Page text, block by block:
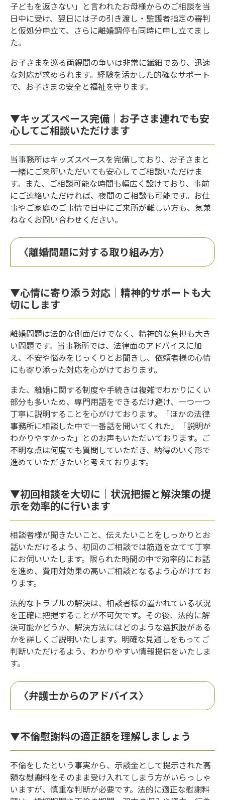
子どもを返さない」と言われたお母様からのご相談を当
日中に受け、翌日には子の引き渡し・監護者指定の審判
と仮処分申立て、さらに離婚調停も同時に申し立てまし
た。
お子さまを巡る両親間の争いは非常に繊細であり、迅速
な対応が求められます。経験を活かした的確なサポート
で、お子さまの安全と福祉を守ります。
▼キッズスペース完備｜お子さま連れでも安
心してご相談いただけます
当事務所はキッズスペースを完備しており、お子さまと
一緒にご来所いただいても安心してご相談いただけま
す。また、ご相談可能な時間も幅広く設けており、事前
にご連絡いただければ、夜間のご相談も可能です。お仕
事やご家庭のご事情で日中にご来所が難しい方も、気兼
ねなくお問い合わせください。
〈離婚問題に対する取り組み方〉
▼心情に寄り添う対応｜精神的サポートも大
切にします
離婚問題は法的な側面だけでなく、精神的な負担も大き
い問題です。当事務所では、法律面のアドバイスに加
え、不安や悩みをじっくりとお聞きし、依頼者様の心情
にも寄り添った対応を心がけております。
また、離婚に関する制度や手続きは複雑でわかりにくい
部分も多いため、専門用語をできるだけ避け、一つ一つ
丁寧に説明することを心がけております。「ほかの法律
事務所に相談した中で一番話を聞いてくれた」「説明が
わかりやすかった」とのお声もいただいております。ご
不明な点は何度でも質問していただき、納得のいく形で
進めていただきたいと考えております。
▼初回相談を大切に｜状況把握と解決策の提
示を効率的に行います
相談者様が聞きたいこと、伝えたいことをしっかりとお
話いただけるよう、初回のご相談では筋道を立てて丁寧
にお伺いいたします。限られた時間の中で効率的にお話
を進め、費用対効果の高いご相談となるよう心がけてお
ります。
法的なトラブルの解決は、相談者様の置かれている状況
を正確に把握することが不可欠です。その後、法的に解
決可能かどうか、解決方法にはどのような選択肢がある
かを詳しくご説明いたします。明確な見通しをもってご
判断いただけるよう、わかりやすい情報提供をいたしま
す。
〈弁護士からのアドバイス〉
▼不倫慰謝料の適正額を理解しましょう
不倫をしたという事実から、示談金として提示された高
額な慰謝料をそのまま受け入れてしまう方がいらっしゃ
いますが、慎重な判断が必要です。法的に適正な慰謝料